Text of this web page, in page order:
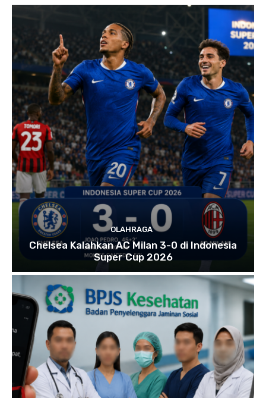
OLAHRAGA
Chelsea Kalahkan AC Milan 3-0 di Indonesia
Super Cup 2026